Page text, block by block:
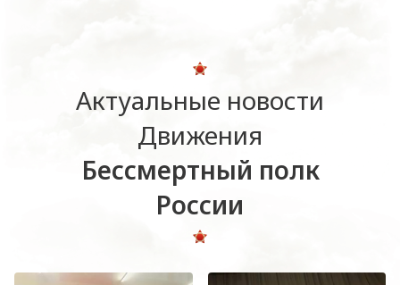
Актуальные новости
Движения
Бессмертный полк
России